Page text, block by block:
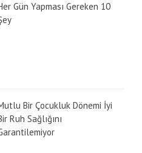
Gün Yapması Gereken 10
Bir Çocukluk Dönemi İyi
Ruh Sağlığını